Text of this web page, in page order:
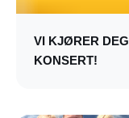
VI KJØRER
KONSERT!